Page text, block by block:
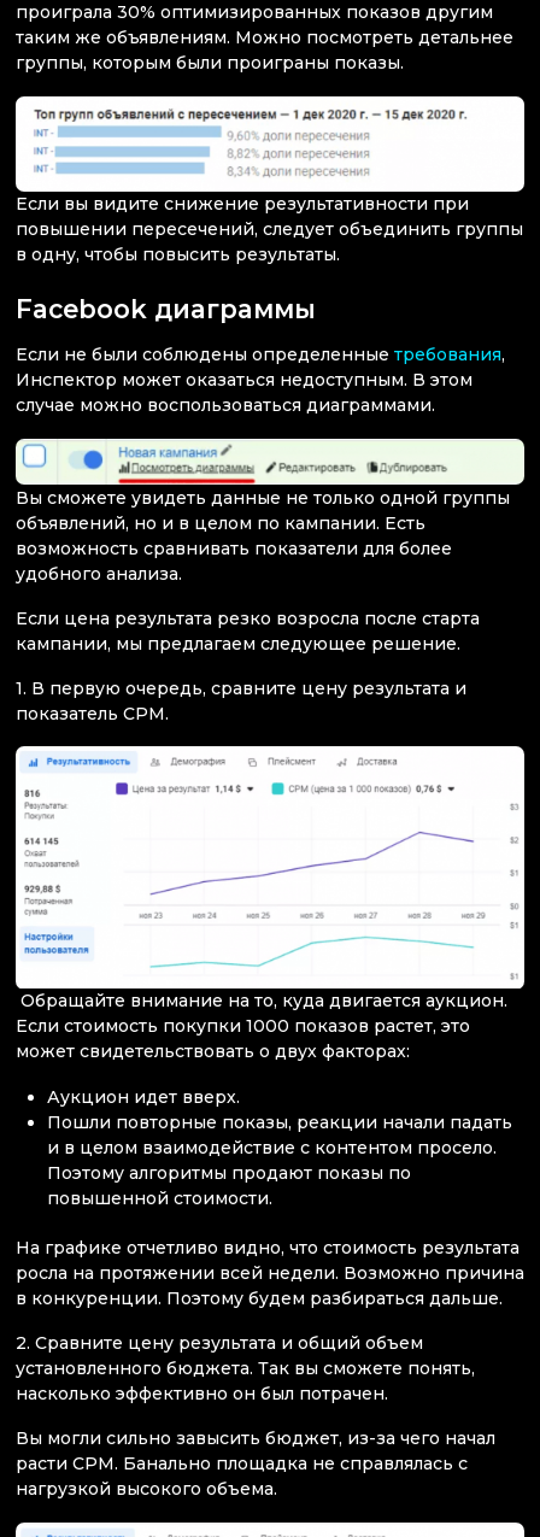
проиграла 30% оптимизированных показов другим
таким же объявлениям. Можно посмотреть детальнее
группы, которым были проиграны показы.
Если вы видите снижение результативности при
повышении пересечений, следует объединить группы
в одну, чтобы повысить результаты.
Facebook диаграммы
Если не были соблюдены определенные требования,
Инспектор может оказаться недоступным. В этом
случае можно воспользоваться диаграммами.
Вы сможете увидеть данные не только одной группы
объявлений, но и в целом по кампании. Есть
возможность сравнивать показатели для более
удобного анализа.
Если цена результата резко возросла после старта
кампании, мы предлагаем следующее решение.
1. В первую очередь, сравните цену результата и
показатель CPM.
Обращайте внимание на то, куда двигается аукцион.
Если стоимость покупки 1000 показов растет, это
может свидетельствовать о двух факторах:
Аукцион идет вверх.
Пошли повторные показы, реакции начали падать
и в целом взаимодействие с контентом просело.
Поэтому алгоритмы продают показы по
повышенной стоимости.
На графике отчетливо видно, что стоимость результата
росла на протяжении всей недели. Возможно причина
в конкуренции. Поэтому будем разбираться дальше.
2. Сравните цену результата и общий объем
установленного бюджета. Так вы сможете понять,
насколько эффективно он был потрачен.
Вы могли сильно завысить бюджет, из-за чего начал
расти CPM. Банально площадка не справлялась с
нагрузкой высокого объема.